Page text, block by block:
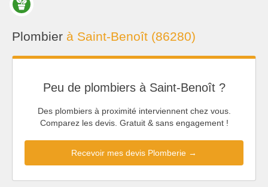
Plombier à Saint-Benoît (86280)
Peu de plombiers à Saint-Benoît ?
Des plombiers à proximité interviennent chez vous.
Comparez les devis. Gratuit & sans engagement !
Recevoir mes devis Plomberie →